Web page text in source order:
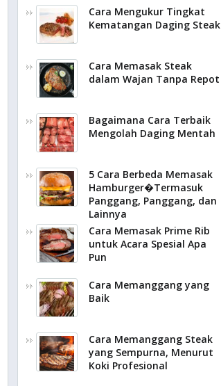
Cara Mengukur Tingkat
Kematangan Daging Steak
Cara Memasak Steak
dalam Wajan Tanpa Repot
Bagaimana Cara Terbaik
Mengolah Daging Mentah
5 Cara Berbeda Memasak
Hamburger�Termasuk
Panggang, Panggang, dan
Lainnya
Cara Memasak Prime Rib
untuk Acara Spesial Apa
Pun
Cara Memanggang yang
Baik
Cara Memanggang Steak
yang Sempurna, Menurut
Koki Profesional